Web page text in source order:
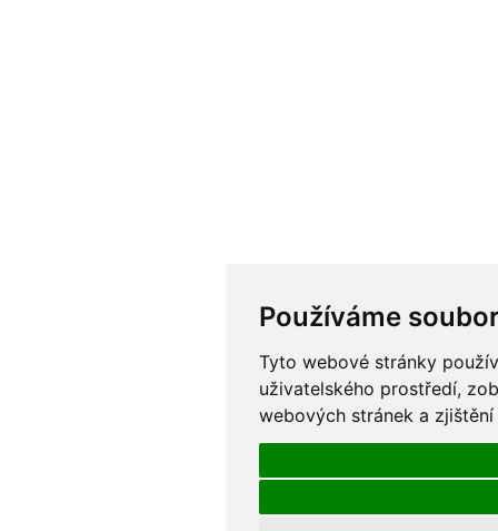
Používáme
Tyto webové stránky
uživatelského prostředí,
webových stránek a